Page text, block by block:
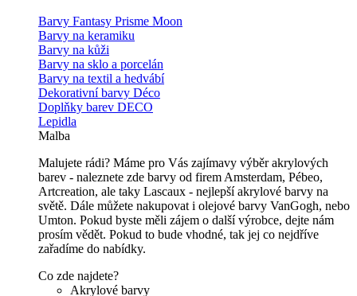
Barvy Fantasy Prisme Moon
Barvy na keramiku
Barvy na kůži
Barvy na sklo a porcelán
Barvy na textil a hedvábí
Dekorativní barvy Déco
Doplňky barev DECO
Lepidla
Malba
Malujete rádi? Máme pro Vás zajímavy výběr akrylových
barev - naleznete zde barvy od firem Amsterdam, Pébeo,
Artcreation, ale taky Lascaux - nejlepší akrylové barvy na
světě. Dále můžete nakupovat i olejové barvy VanGogh, nebo
Umton. Pokud byste měli zájem o další výrobce, dejte nám
prosím vědět. Pokud to bude vhodné, tak jej co nejdříve
zařadíme do nabídky.
Co zde najdete?
Akrylové barvy